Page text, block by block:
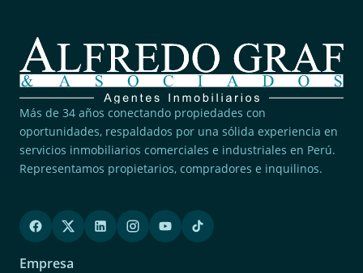
Más de 34 años conectando propiedades con
oportunidades, respaldados por una sólida experiencia en
servicios inmobiliarios comerciales e industriales en Perú.
Representamos propietarios, compradores e inquilinos.
Empresa